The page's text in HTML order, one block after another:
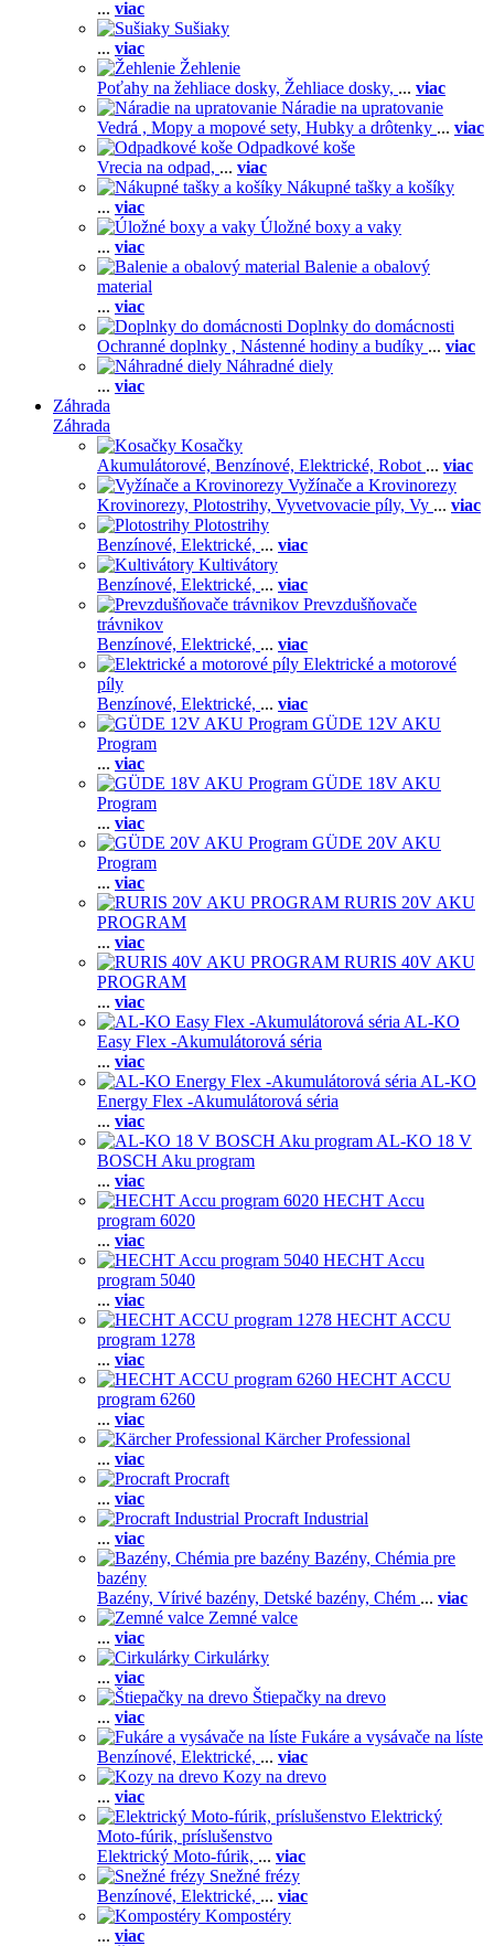
... viac
Sušiaky
... viac
Žehlenie
Poťahy na žehliace dosky, Žehliace dosky, ... viac
Náradie na upratovanie
Vedrá , Mopy a mopové sety, Hubky a drôtenky ... viac
Odpadkové koše
Vrecia na odpad, ... viac
Nákupné tašky a košíky
... viac
Úložné boxy a vaky
... viac
Balenie a obalový
material
... viac
Doplnky do domácnosti
Ochranné doplnky , Nástenné hodiny a budíky ... viac
Náhradné diely
... viac
Záhrada
Záhrada
Kosačky
Akumulátorové, Benzínové, Elektrické, Robot ... viac
Vyžínače a Krovinorezy
Krovinorezy, Plotostrihy, Vyvetvovacie píly, Vy ... viac
Plotostrihy
Benzínové, Elektrické, ... viac
Kultivátory
Benzínové, Elektrické, ... viac
Prevzdušňovače
trávnikov
Benzínové, Elektrické, ... viac
Elektrické a motorové
píly
Benzínové, Elektrické, ... viac
GÜDE 12V AKU
Program
... viac
GÜDE 18V AKU
Program
... viac
GÜDE 20V AKU
Program
... viac
RURIS 20V AKU
PROGRAM
... viac
RURIS 40V AKU
PROGRAM
... viac
AL-KO
Easy Flex -Akumulátorová séria
... viac
AL-KO
Energy Flex -Akumulátorová séria
... viac
AL-KO 18 V
BOSCH Aku program
... viac
HECHT Accu
program 6020
... viac
HECHT Accu
program 5040
... viac
HECHT ACCU
program 1278
... viac
HECHT ACCU
program 6260
... viac
Kärcher Professional
... viac
Procraft
... viac
Procraft Industrial
... viac
Bazény, Chémia pre
bazény
Bazény, Vírivé bazény, Detské bazény, Chém ... viac
Zemné valce
... viac
Cirkulárky
... viac
Štiepačky na drevo
... viac
Fukáre a vysávače na líste
Benzínové, Elektrické, ... viac
Kozy na drevo
... viac
Elektrický
Moto-fúrik, príslušenstvo
Elektrický Moto-fúrik, ... viac
Snežné frézy
Benzínové, Elektrické, ... viac
Kompostéry
... viac